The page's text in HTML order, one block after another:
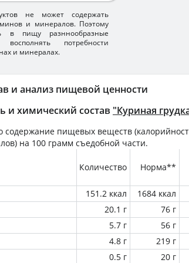
и анализ пищевой ценности
и химический состав "Куриная
содержание пищевых веществ
на 100 грамм съедобной части.
Количество Норма**
151.2 ккал 1684 ккал
20.1 г 76 г
5.7 г 56 г
4.8 г 219 г
0.5 г 20 г
не может содержать
и минералов. Поэтому
в пищу разннообразные
потребности
и минералах.